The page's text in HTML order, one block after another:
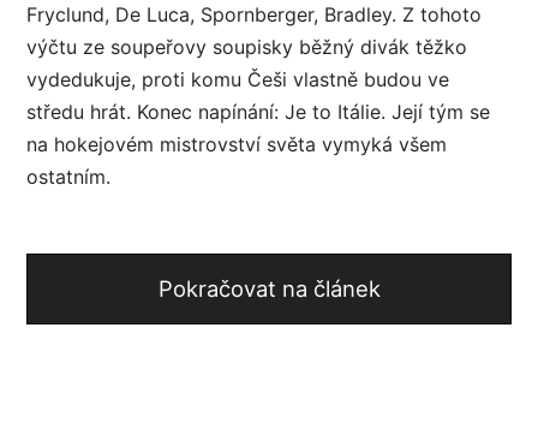
Fryclund, De Luca, Spornberger, Bradley. Z tohoto
výčtu ze soupeřovy soupisky běžný divák těžko
vydedukuje, proti komu Češi vlastně budou ve
středu hrát. Konec napínání: Je to Itálie. Její tým se
na hokejovém mistrovství světa vymyká všem
ostatním.
Pokračovat na článek